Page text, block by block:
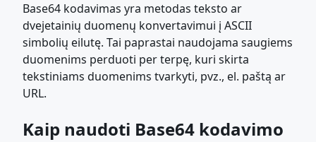
Base64 kodavimas yra metodas teksto ar
dvejetainių duomenų konvertavimui į ASCII
simbolių eilutę. Tai paprastai naudojama saugiems
duomenims perduoti per terpę, kuri skirta
tekstiniams duomenims tvarkyti, pvz., el. paštą ar
URL.
Kaip naudoti Base64 kodavimo